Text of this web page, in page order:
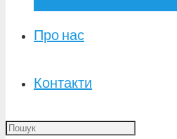
Про нас
Контакти